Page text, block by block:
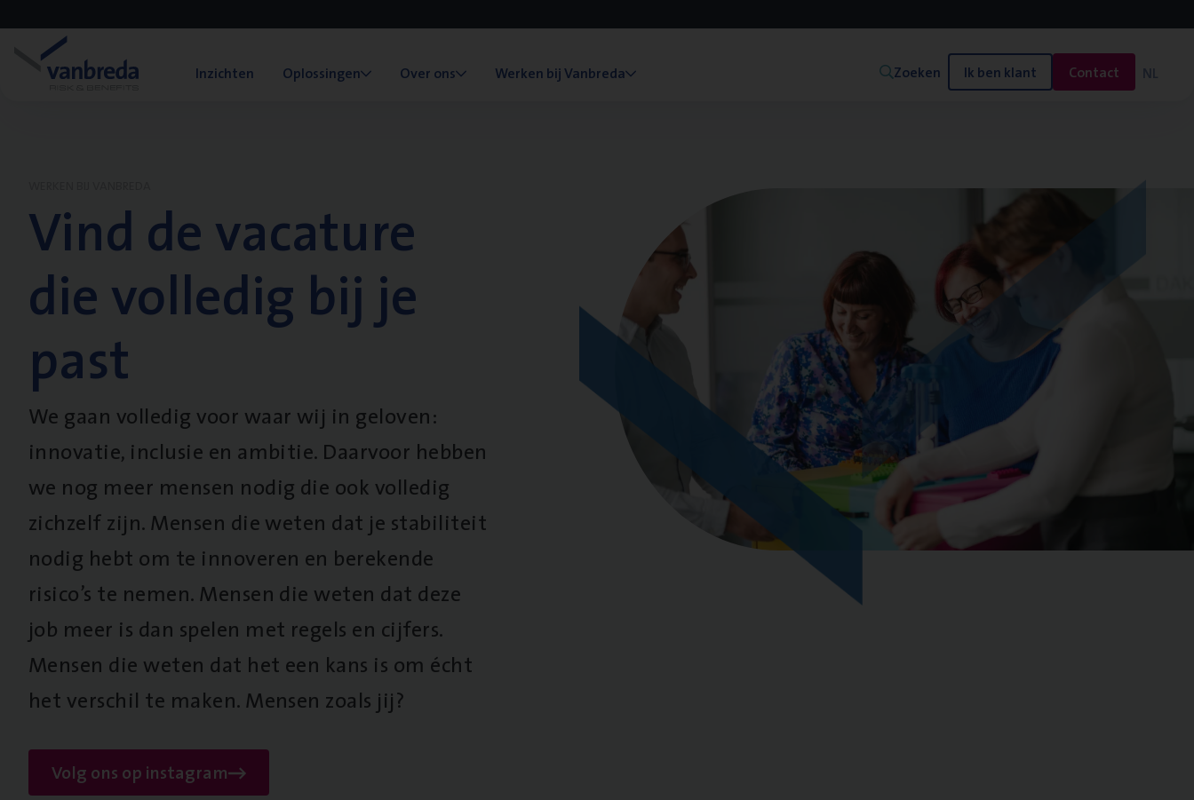
Inzichten Oplossingen Over ons Werken bij Vanbreda Zoeken Ik ben klant Contact NL
Vind de vacature
die volledig bij je
past
We gaan volledig voor waar wij in geloven:
innovatie, inclusie en ambitie. Daarvoor hebben
we nog meer mensen nodig die ook volledig
zichzelf zijn. Mensen die weten dat je stabiliteit
nodig hebt om te innoveren en berekende
risico’s te nemen. Mensen die weten dat deze
job meer is dan spelen met regels en cijfers.
Mensen die weten dat het een kans is om écht
het verschil te maken. Mensen zoals jij?
Volg ons op instagram